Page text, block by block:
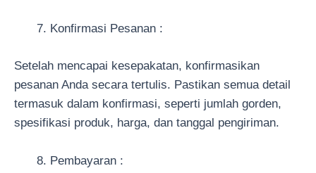
Konfirmasi Pesanan :
Setelah mencapai kesepakatan, konfirmasikan
pesanan Anda secara tertulis. Pastikan semua detail
termasuk dalam konfirmasi, seperti jumlah gorden,
spesifikasi produk, harga, dan tanggal pengiriman.
Pembayaran :